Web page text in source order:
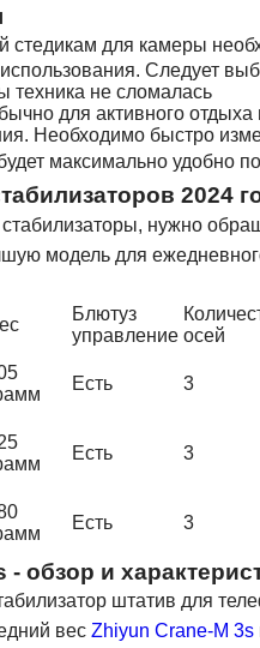
для камеры
Следует
техника не сломалась
для активного
Необходимо быстро
максимально удобно
2024
нужно
модель для
Блютуз
управление осей
Есть 3
Есть 3
Есть 3
- обзор и
штатив для
вес Zhiyun Crane-M 3s